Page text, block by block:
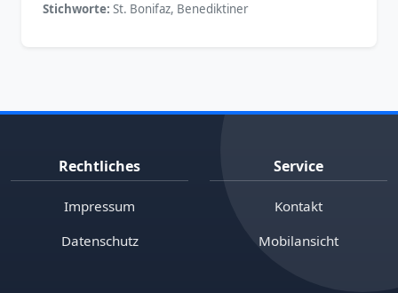
Stichworte: St. Bonifaz, Benediktiner
Rechtliches
Impressum
Datenschutz
Service
Kontakt
Mobilansicht